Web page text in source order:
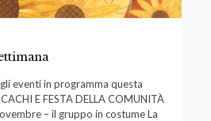
eventi in programma questa
E FESTA DELLA COMUNITÀ
– il gruppo in costume La